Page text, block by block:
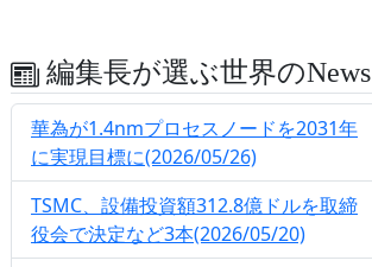
編集長が選ぶ世界のNews
華為が1.4nmプロセスノードを2031年
に実現目標に(2026/05/26)
TSMC、設備投資額312.8億ドルを取締
役会で決定など3本(2026/05/20)